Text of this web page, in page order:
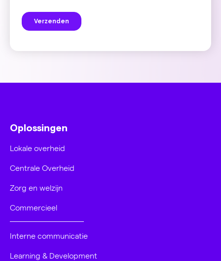
Oplossingen
Lokale overheid
Centrale Overheid
Zorg en welzijn
Commercieel
Interne communicatie
Learning & Development